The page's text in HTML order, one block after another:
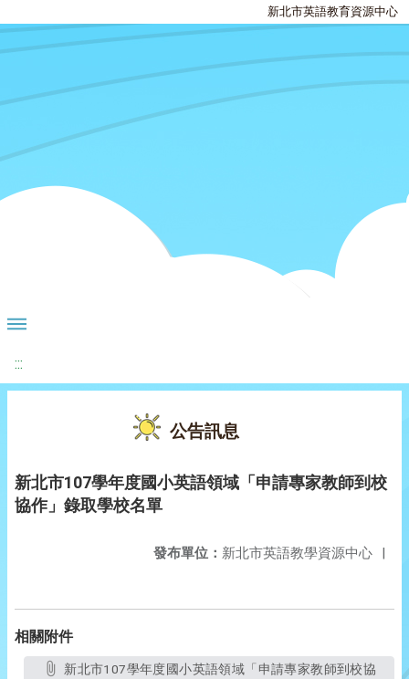
新北市英語教育資源中心
:::
公告訊息
新北市107學年度國小英語領域「申請專家教師到校
協作」錄取學校名單
發布單位： 新北市英語教學資源中心 |
相關附件